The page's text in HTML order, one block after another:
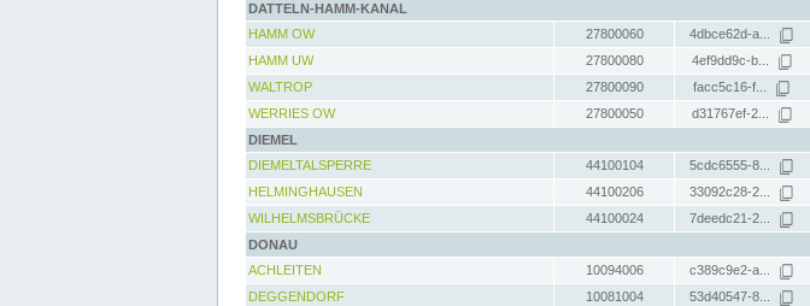
DATTELN-HAMM-KANAL
HAMM OW
27800060 4dbce62d-a...
HAMM UW
27800080 4ef9dd9c-b...
WALTROP
27800090 facc5c16-f...
WERRIES OW
27800050 d31767ef-2...
DIEMEL
DIEMELTALSPERRE
44100104 5cdc6555-8...
HELMINGHAUSEN
44100206 33092c28-2...
WILHELMSBRÜCKE
44100024 7deedc21-2...
DONAU
ACHLEITEN
10094006 c389c9e2-a...
DEGGENDORF
10081004 53d40547-8...